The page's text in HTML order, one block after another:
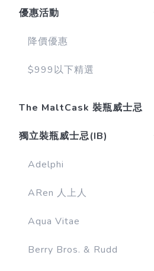
優惠活動
降價優惠
$999以下精選
The MaltCask 裝瓶威士忌
獨立裝瓶威士忌(IB)
Adelphi
ARen 人上人
Aqua Vitae
Berry Bros. & Rudd